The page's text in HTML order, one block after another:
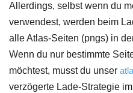
Allerdings, selbst wenn du
verwendest, werden beim
alle Atlas-Seiten (pngs) in
Wenn du nur bestimmte
möchtest, musst du unser
verzögerte Lade-Strategie